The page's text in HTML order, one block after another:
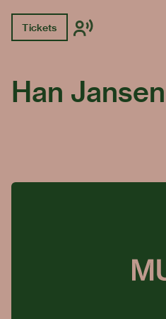
Tickets
Han Jansen